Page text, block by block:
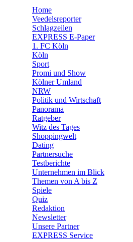
🛒 Shoppingwelt
Home
Veedelsreporter
Schlagzeilen
EXPRESS E-Paper
1. FC Köln
Köln
Sport
Promi und Show
Kölner Umland
NRW
Politik und Wirtschaft
Panorama
Ratgeber
Witz des Tages
Shoppingwelt
Dating
Partnersuche
Testberichte
Unternehmen im Blick
Themen von A bis Z
Spiele
Quiz
Redaktion
Newsletter
Unsere Partner
EXPRESS Service